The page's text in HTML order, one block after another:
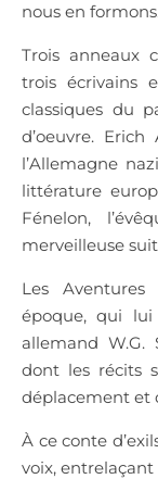
nous en
Trois anneaux
trois écrivains
classiques du
d’oeuvre.
l’Allemagne
littérature
Fénelon,
merveilleuse
Les
époque, qui lui
allemand W.G.
dont les récits
déplacement et
À ce conte
voix, entrelaçant